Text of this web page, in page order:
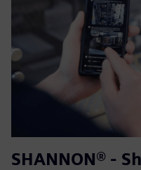
SHANNON® -